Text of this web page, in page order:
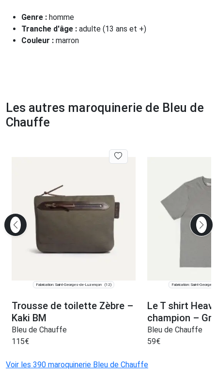
Genre : homme
Tranche d'âge : adulte (13 ans et +)
Couleur : marron
Les autres maroquinerie de Bleu de
Chauffe
Fabrication: Saint-Georges-de-Luzençon (12)
Trousse de toilette Zèbre –
Kaki BM
Bleu de Chauffe
115€
Fabrication: Saint-
Le T shirt
champion –
Bleu de Chauffe
59€
Voir les 390 maroquinerie Bleu de Chauffe